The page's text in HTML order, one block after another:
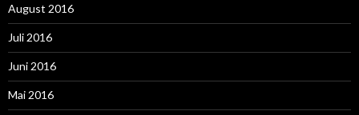
August 2016
Juli 2016
Juni 2016
Mai 2016